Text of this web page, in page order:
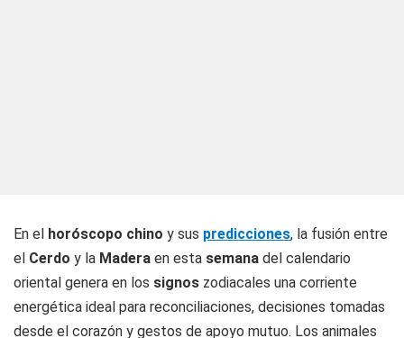
En el horóscopo chino y sus predicciones, la fusión entre
el Cerdo y la Madera en esta semana del calendario
oriental genera en los signos zodiacales una corriente
energética ideal para reconciliaciones, decisiones tomadas
desde el corazón y gestos de apoyo mutuo. Los animales